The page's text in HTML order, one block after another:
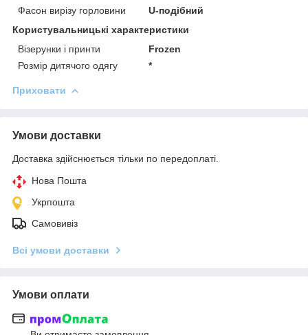
Фасон вирізу горловини
U-подібний
Користувальницькі характеристики
Візерунки і принти
Frozen
Розмір дитячого одягу
*
Приховати
Умови доставки
Доставка здійснюється тільки по передоплаті.
Нова Пошта
Укрпошта
Самовивіз
Всі умови доставки
Умови оплати